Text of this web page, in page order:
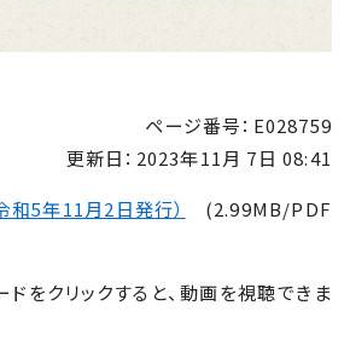
ページ番号：E028759
更新日： 2023年11月 7日 08:41
和5年11月2日発行）
(2.99MB/PDF
をクリックすると、動画を視聴できま